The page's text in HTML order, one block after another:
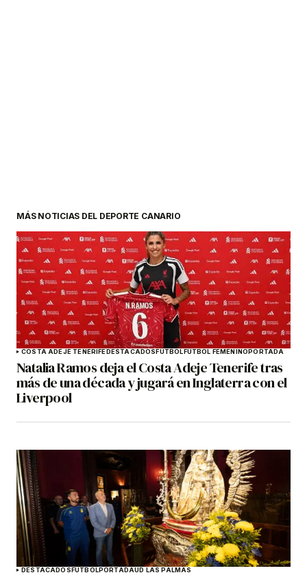
MÁS NOTICIAS DEL DEPORTE CANARIO
COSTA ADEJE TENERIFEDESTACADOSFÚTBOLFÚTBOL FEMENINOPORTADA
Natalia Ramos deja el Costa Adeje Tenerife tras
más de una década y jugará en Inglaterra con el
Liverpool
DESTACADOSFÚTBOLPORTADAUD LAS PALMAS